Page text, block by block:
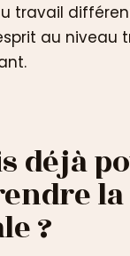
travail
au niveau
déjà
?